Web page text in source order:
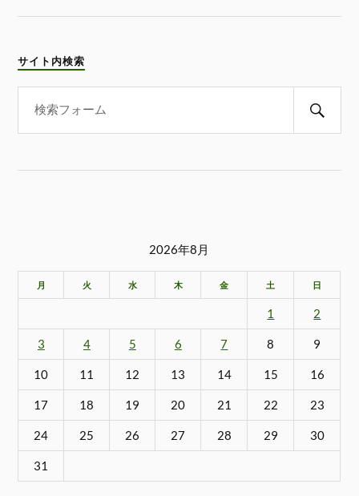
サイト内検索
2026年8月
月 火 水 木 金 土 日
1 2
3 4 5 6 7 8 9
10 11 12 13 14 15 16
17 18 19 20 21 22 23
24 25 26 27 28 29 30
31